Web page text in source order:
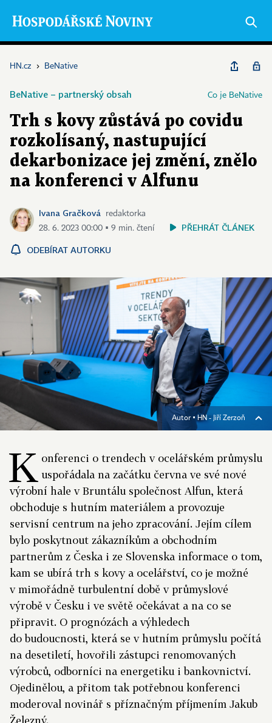
HN.cz › BeNative
BeNative – partnerský obsah Co je BeNative
Trh s kovy zůstává po covidu
rozkolísaný, nastupující
dekarbonizace jej změní, znělo
na konferenci v Alfunu
Ivana Gračková
redaktorka
28. 6. 2023 00:00 ▪ 9 min. čtení
PŘEHRÁT ČLÁNEK
ODEBÍRAT AUTORKU
Autor ▪ HN - Jiří Zerzoň
K onferenci o trendech v ocelářském průmyslu
uspořádala na začátku června ve své nové
výrobní hale v Bruntálu společnost Alfun, která
obchoduje s hutním materiálem a provozuje
servisní centrum na jeho zpracování. Jejím cílem
bylo poskytnout zákazníkům a obchodním
partnerům z Česka i ze Slovenska informace o tom,
kam se ubírá trh s kovy a ocelářství, co je možné
v mimořádně turbulentní době v průmyslové
výrobě v Česku i ve světě očekávat a na co se
připravit. O prognózách a výhledech
do budoucnosti, která se v hutním průmyslu počítá
na desetiletí, hovořili zástupci renomovaných
výrobců, odborníci na energetiku i bankovnictví.
Ojedinělou, a přitom tak potřebnou konferenci
moderoval novinář s příznačným příjmením Jakub
Železný.